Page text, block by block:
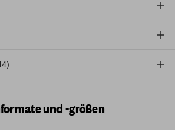
und -größen